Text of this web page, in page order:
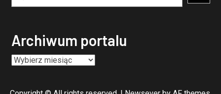
Archiwum portalu